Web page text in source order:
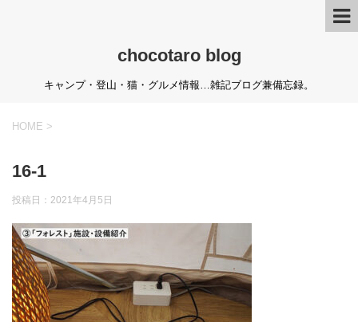
chocotaro blog
キャンプ・登山・猫・グルメ情報…雑記ブログ兼備忘録。
HOME >
16-1
投稿日： 2021年4月5日